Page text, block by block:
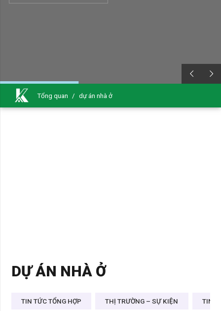
Tổng quan / dự án nhà ở
DỰ ÁN NHÀ Ở
TIN TỨC TỔNG HỢP THỊ TRƯỜNG – SỰ KIỆN TIN